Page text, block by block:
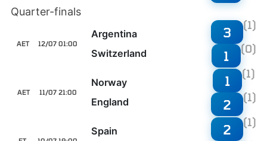
Quarter-finals
12/07 01:00
AET
Argentina
Switzerland
3 (1)
1 (0)
11/07 21:00
AET
Norway
England
1 (1)
2 (1)
Spain
2 (1)